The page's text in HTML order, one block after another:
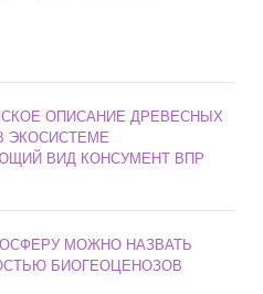
ОПИСАНИЕ ДРЕВЕСНЫХ
ЭКОСИСТЕМЕ
ВИД КОНСУМЕНТ ВПР
МОЖНО НАЗВАТЬ
БИОГЕОЦЕНОЗОВ